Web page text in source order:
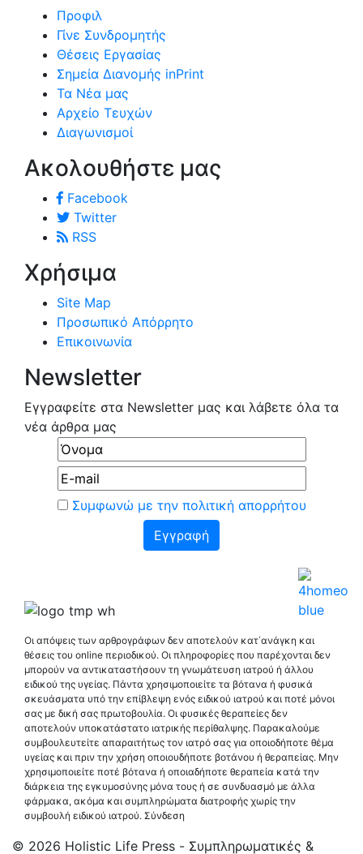
Προφιλ
Γίνε Συνδρομητής
Θέσεις Εργασίας
Σημεία Διανομής inPrint
Τα Νέα μας
Αρχείο Τευχών
Διαγωνισμοί
Ακολουθήστε μας
Facebook
Twitter
RSS
Χρήσιμα
Site Map
Προσωπικό Απόρρητο
Επικοινωνία
Newsletter
Εγγραφείτε στα Newsletter μας και λάβετε όλα τα
νέα άρθρα μας
Συμφωνώ με την πολιτική απορρήτου
Οι απόψεις των αρθρογράφων δεν αποτελούν κατ΄ανάγκη και
θέσεις του online περιοδικού. Οι πληροφορίες που παρέχονται δεν
μπορούν να αντικαταστήσουν τη γνωμάτευση ιατρού ή άλλου
ειδικού της υγείας. Πάντα χρησιμοποιείτε τα βότανα ή φυσικά
σκευάσματα υπό την επίβλεψη ενός ειδικού ιατρού και ποτέ μόνοι
σας με δική σας πρωτοβουλία. Οι φυσικές θεραπείες δεν
αποτελούν υποκατάστατο ιατρικής περίθαλψης. Παρακαλούμε
συμβουλευτείτε απαραιτήτως τον ιατρό σας για οποιοδήποτε θέμα
υγείας και πριν την χρήση οποιουδήποτε βοτάνου ή θεραπείας. Μην
χρησιμοποιείτε ποτέ βότανα ή οποιαδήποτε θεραπεία κατά την
διάρκεια της εγκυμοσύνης μόνα τους ή σε συνδυασμό με άλλα
φάρμακα, ακόμα και συμπληρώματα διατροφής χωρίς την
συμβουλή ειδικού ιατρού. Σύνδεση
© 2026 Holistic Life Press - Συμπληρωματικές &